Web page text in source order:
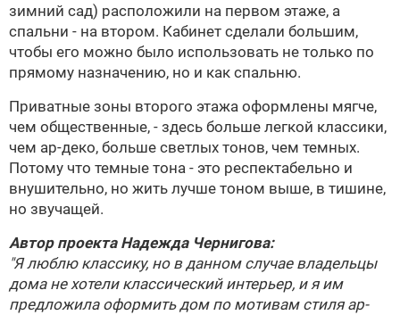
зимний сад) расположили на первом этаже, а
спальни - на втором. Кабинет сделали большим,
чтобы его можно было использовать не только по
прямому назначению, но и как спальню.
Приватные зоны второго этажа оформлены мягче,
чем общественные, - здесь больше легкой классики,
чем ар-деко, больше светлых тонов, чем темных.
Потому что темные тона - это респектабельно и
внушительно, но жить лучше тоном выше, в тишине,
но звучащей.
Автор проекта Надежда Чернигова:
"Я люблю классику, но в данном случае владельцы
дома не хотели классический интерьер, и я им
предложила оформить дом по мотивам стиляар-